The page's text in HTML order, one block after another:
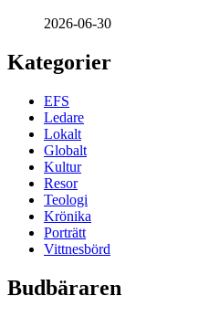
2026-06-30
Kategorier
EFS
Ledare
Lokalt
Globalt
Kultur
Resor
Teologi
Krönika
Porträtt
Vittnesbörd
Budbäraren